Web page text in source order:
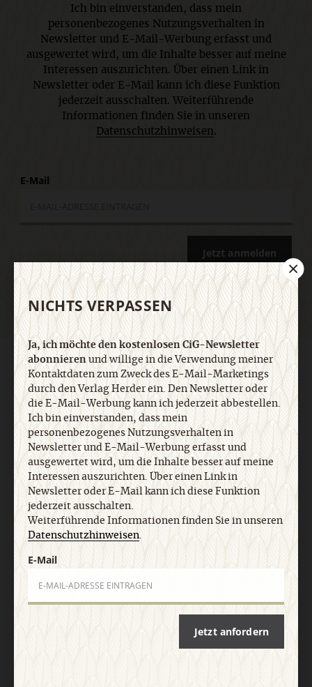
Ich bin einverstanden, dass mein
personenbezogenes Nutzungsverhalten in
Newsletter und E-Mail-Werbung erfasst und
ausgewertet wird, um die Inhalte besser auf meine
Interessen auszurichten. Über einen Link in
Newsletter oder E-Mail kann ich diese Funktion
jederzeit ausschalten. Weiterführende
Informationen finden Sie in unseren
Datenschutzhinweisen .
E-Mail
Jetzt anmelden
AGB und Widerrufsbelehrung Datenschutz
Barrierefreiheit
Impressum
Vertrag widerrufen Abo online kündigen
Nach oben
NICHTS VERPASSEN
Ja, ich möchte den kostenlosen CiG-Newsletter
abonnierenund willige in die Verwendung meiner
Kontaktdaten zum Zweck des E-Mail-Marketings
durch den Verlag Herder ein. Den Newsletter oder
die E-Mail-Werbung kann ich jederzeit abbestellen.
Ich bin einverstanden, dass mein
personenbezogenes Nutzungsverhalten in
Newsletter und E-Mail-Werbung erfasst und
ausgewertet wird, um die Inhalte besser auf meine
Interessen auszurichten. Über einen Link in
Newsletter oder E-Mail kann ich diese Funktion
jederzeit ausschalten.
Weiterführende Informationen finden Sie in unseren
Datenschutzhinweisen.
E-Mail
Jetzt anfordern